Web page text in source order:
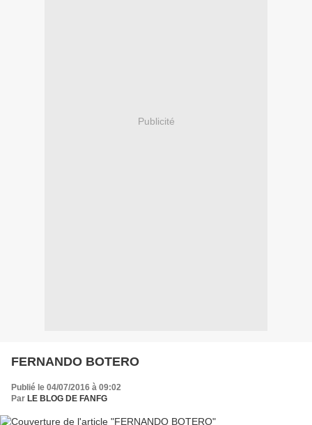
Publicité
FERNANDO BOTERO
Publié le 04/07/2016 à 09:02
Par LE BLOG DE FANFG